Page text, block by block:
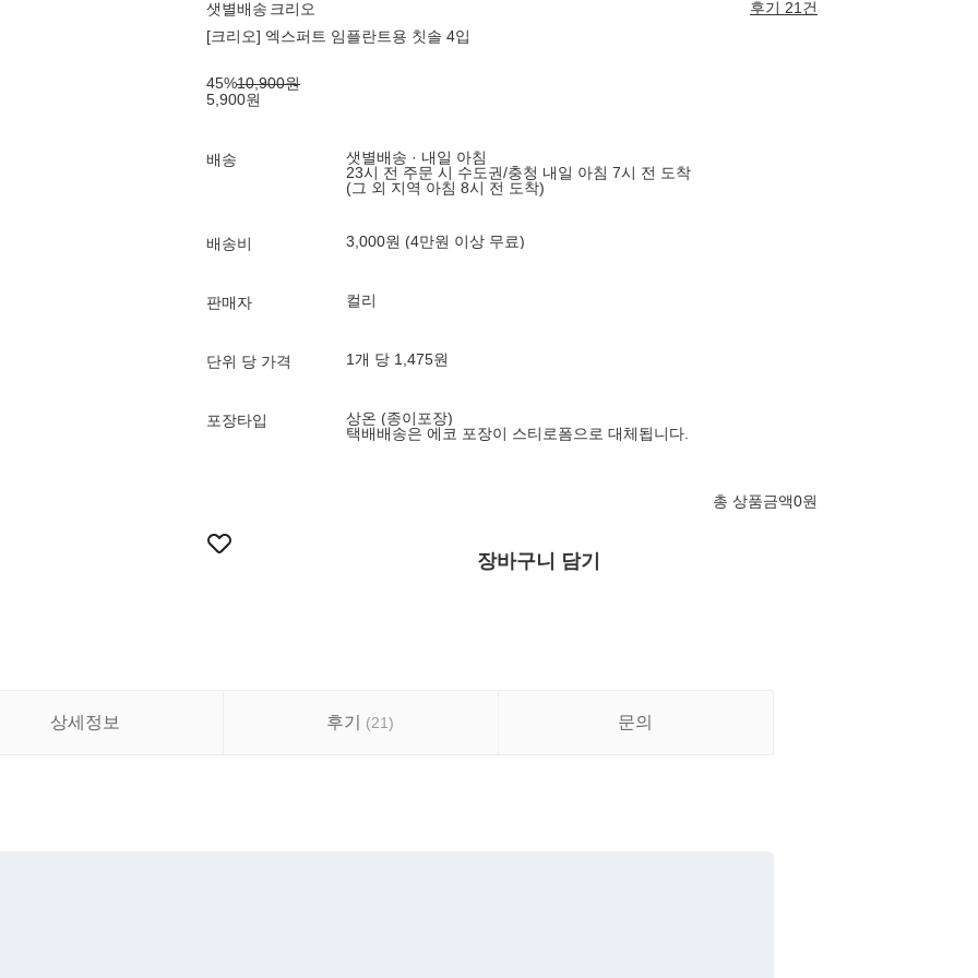
샛별배송 크리오
후기 21건
[크리오] 엑스퍼트 임플란트용 칫솔 4입
45%10,900원
5,900원
배송
샛별배송 · 내일 아침
23시 전 주문 시 수도권/충청 내일 아침 7시 전 도착
(그 외 지역 아침 8시 전 도착)
배송비 3,000원 (4만원 이상 무료)
판매자 컬리
단위 당 가격 1개 당 1,475원
포장타입
상온 (종이포장)
택배배송은 에코 포장이 스티로폼으로 대체됩니다.
총 상품금액0원
장바구니 담기
상세정보 후기 (21) 문의